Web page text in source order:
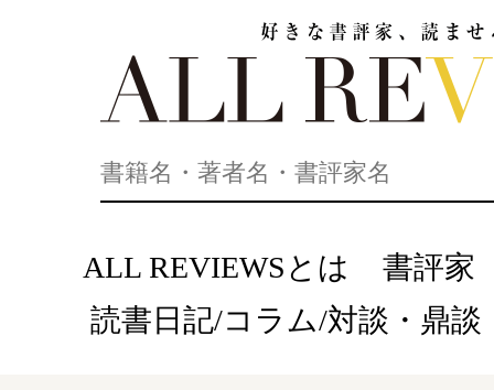
ALL REVIEWSとは
書評家
読書日記/コラム/対談・鼎談